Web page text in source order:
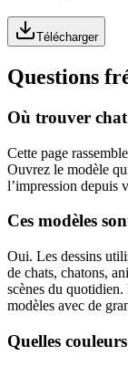
Télécharger
Questions
Où trouver
Cette page
Ouvrez le modèle
l’impression depuis
Ces modèles
Oui. Les dessins
de chats, chatons,
scènes du quotidien.
modèles avec de
Quelles